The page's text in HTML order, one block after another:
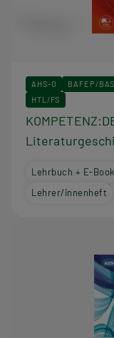
AHS-O BAFEP/
HTL/FS
Lehrbuch + E-Book
Lehrer/innenheft